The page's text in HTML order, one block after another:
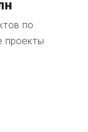
по
проекты